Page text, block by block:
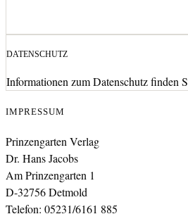
DATENSCHUTZ
Informationen zum Datenschutz finden
IMPRESSUM
Prinzengarten Verlag
Dr. Hans Jacobs
Am Prinzengarten 1
D-32756 Detmold
Telefon: 05231/6161 885